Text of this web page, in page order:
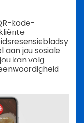
kode-
aan jou sosiale
kan volg